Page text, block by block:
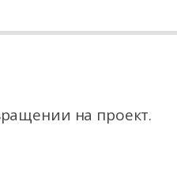
на проект.